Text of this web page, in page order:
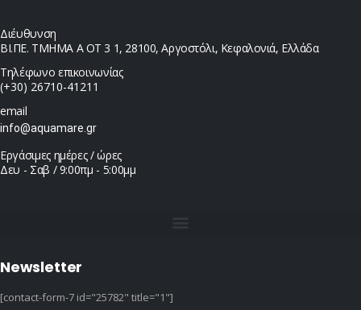
Διέυθυνση
ΒΙ.ΠΕ. ΤΜΗΜΑ Α ΟΤ 3 1, 28100, Αργοστόλι, Κεφαλονιά, Ελλάδα
Τηλέφωνο επικοινωνίας
(+30) 26710-41211
email
info@aquamare.gr
Εργάσιμες ημέρες / ώρες
Δευ - Σαβ / 9:00πμ - 5:00μμ
Newsletter
[contact-form-7 id="25782" title="1"]